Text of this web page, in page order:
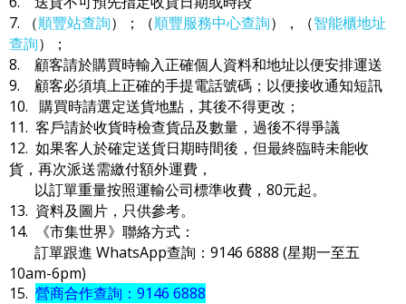
7. （順豐站查詢）；（順豐服務中心查詢），（智能櫃地址
查詢）；
8. 顧客請於購買時輸入正確個人資料和地址以便安排運送
9. 顧客必須填上正確的手提電話號碼；以便接收通知短訊
10. 購買時請選定送貨地點，其後不得更改；
11. 客戶請於收貨時檢查貨品及數量，過後不得爭議
12. 如果客人於確定送貨日期時間後，但最終臨時未能收
貨，再次派送需繳付額外運費，
以訂單重量按照運輸公司標準收費，80元起。
13. 資料及圖片，只供參考。
14. 《市集世界》聯絡方式：
訂單跟進 WhatsApp查詢：9146 6888 (星期一至五
10am-6pm)
15. 營商合作查詢：9146 6888